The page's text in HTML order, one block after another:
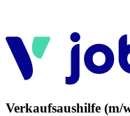
Verkaufsaushilfe (m/